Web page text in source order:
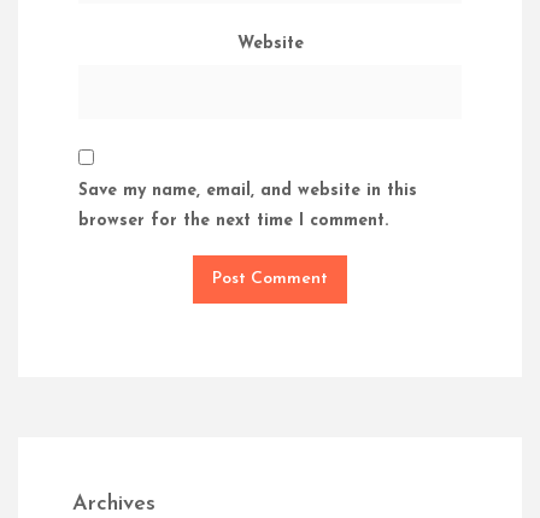
Website
Save my name, email, and website in this
browser for the next time I comment.
Archives